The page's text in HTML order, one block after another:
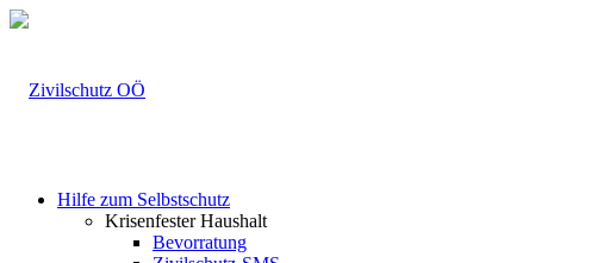
Hilfe zum Selbstschutz
Krisenfester Haushalt
Bevorratung